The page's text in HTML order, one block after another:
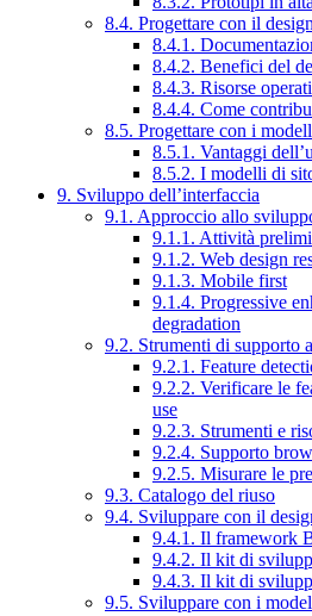
8.4. Progettare con il
8.4.1.
8.4.2. Benefici del
8.4.3. Risorse
8.4.4. Come
8.5. Progettare con i
8.5.1. Vantaggi
8.5.2. I modelli di
9. Sviluppo dell’interfaccia
9.1. Approccio allo
9.1.1. Attività
9.1.2. Web design
9.1.3. Mobile first
9.1.4. Progressive
degradation
9.2. Strumenti di supporto
9.2.1. Feature
9.2.2. Verificare le
use
9.2.3. Strumenti e
9.2.4. Supporto
9.2.5. Misurare le
9.3. Catalogo del riuso
9.4. Sviluppare con il
9.4.1. Il framework
9.4.2. Il kit di
9.4.3. Il kit di
9.5. Sviluppare con i